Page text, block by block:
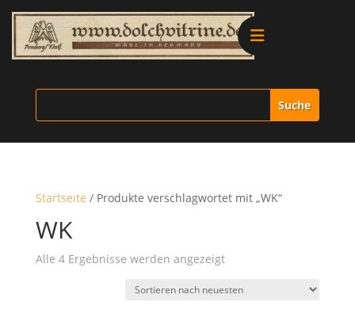
Vitrinen
Literatur
Merchandise
Startseite / Produkte verschlagwortet mit „WK“
WK
Alle 4 Ergebnisse werden angezeigtNach
sortiert